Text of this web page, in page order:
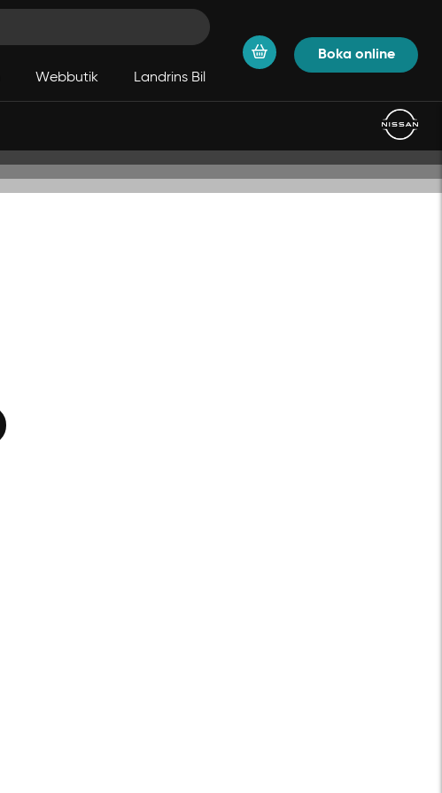
Webbutik Landrins Bil
Boka online